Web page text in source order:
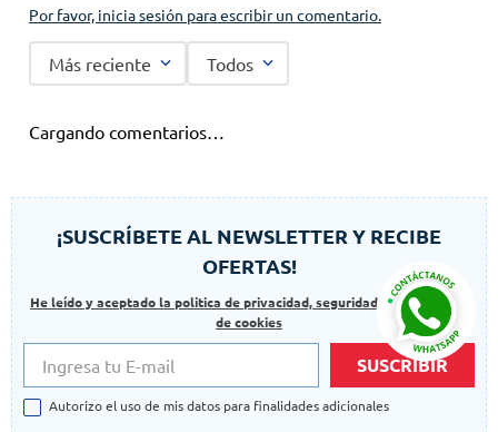
Por favor, inicia sesión para escribir un comentario.
Más reciente Todos
Cargando comentarios…
¡SUSCRÍBETE AL NEWSLETTER Y RECIBE
OFERTAS!
He leído y aceptado la politica de privacidad, seguridad y las politicas
de cookies
SUSCRIBIR
Autorizo el uso de mis datos para finalidades adicionales